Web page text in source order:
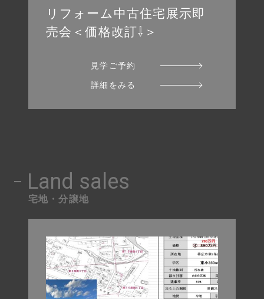
コンセプト
モデルハウス
宅地・分譲地
インフォメーション
リフォーム中古住宅展示即
売会＜価格改訂⇩＞
見学ご予約
詳細をみる
Land sales
宅地・分譲地